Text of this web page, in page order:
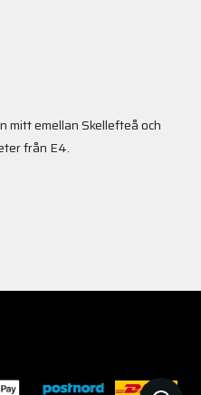
mitt emellan Skellefteå och
från E4.